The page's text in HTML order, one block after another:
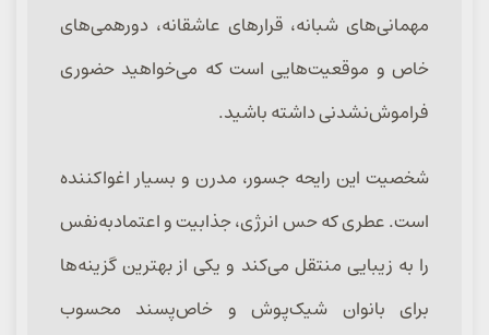
مهمانی‌های شبانه، قرارهای عاشقانه، دورهمی‌های
خاص و موقعیت‌هایی است که می‌خواهید حضوری
فراموش‌نشدنی داشته باشید.
شخصیت این رایحه جسور، مدرن و بسیار اغواکننده
است. عطری که حس انرژی، جذابیت و اعتمادبه‌نفس
را به زیبایی منتقل می‌کند و یکی از بهترین گزینه‌ها
برای بانوان شیک‌پوش و خاص‌پسند محسوب